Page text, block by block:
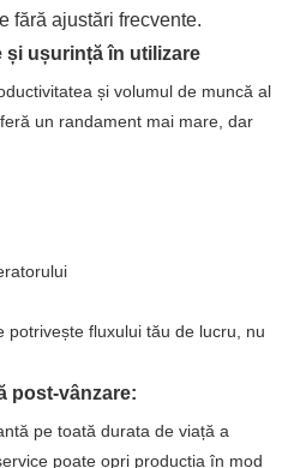
fără ajustări frecvente.
și ușurință în utilizare
și volumul de muncă al
un randament mai mare, dar
potrivește fluxului tău de lucru, nu
post-vânzare:
pe toată durata de viață a
poate opri producția în mod